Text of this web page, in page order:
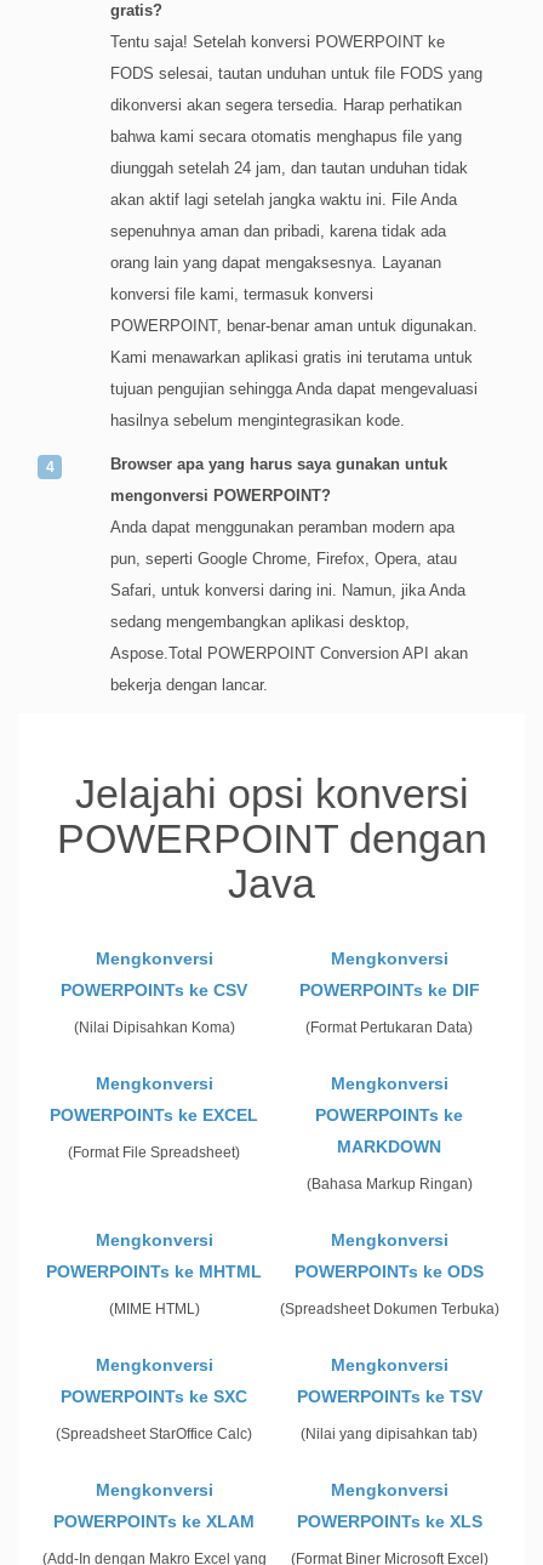
gratis?
Tentu saja! Setelah konversi POWERPOINT ke
FODS selesai, tautan unduhan untuk file FODS yang
dikonversi akan segera tersedia. Harap perhatikan
bahwa kami secara otomatis menghapus file yang
diunggah setelah 24 jam, dan tautan unduhan tidak
akan aktif lagi setelah jangka waktu ini. File Anda
sepenuhnya aman dan pribadi, karena tidak ada
orang lain yang dapat mengaksesnya. Layanan
konversi file kami, termasuk konversi
POWERPOINT, benar-benar aman untuk digunakan.
Kami menawarkan aplikasi gratis ini terutama untuk
tujuan pengujian sehingga Anda dapat mengevaluasi
hasilnya sebelum mengintegrasikan kode.
Browser apa yang harus saya gunakan untuk
mengonversi POWERPOINT?
Anda dapat menggunakan peramban modern apa
pun, seperti Google Chrome, Firefox, Opera, atau
Safari, untuk konversi daring ini. Namun, jika Anda
sedang mengembangkan aplikasi desktop,
Aspose.Total POWERPOINT Conversion API akan
bekerja dengan lancar.
Jelajahi opsi konversi
POWERPOINT dengan
Java
Mengkonversi
POWERPOINTs ke CSV
(Nilai Dipisahkan Koma)
Mengkonversi
POWERPOINTs ke DIF
(Format Pertukaran Data)
Mengkonversi
POWERPOINTs ke EXCEL
(Format File Spreadsheet)
Mengkonversi
POWERPOINTs ke
MARKDOWN
(Bahasa Markup Ringan)
Mengkonversi
POWERPOINTs ke MHTML
(MIME HTML)
Mengkonversi
POWERPOINTs ke ODS
(Spreadsheet Dokumen Terbuka)
Mengkonversi
POWERPOINTs ke SXC
(Spreadsheet StarOffice Calc)
Mengkonversi
POWERPOINTs ke TSV
(Nilai yang dipisahkan tab)
Mengkonversi
POWERPOINTs ke XLAM
(Add-In dengan Makro Excel yang
Mengkonversi
POWERPOINTs ke XLS
(Format Biner Microsoft Excel)